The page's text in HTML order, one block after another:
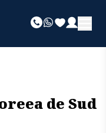
de Sud